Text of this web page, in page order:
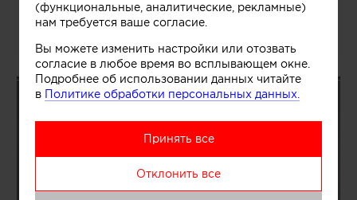
04.08.2026/1363465
(функциональные, аналитические, рекламные)
нам требуется ваше согласие.
Вы можете изменить настройки или отозвать
согласие в любое время во всплывающем окне.
Подробнее об использовании данных читайте
в Политике обработки персональных данных.
Принять все
Отклонить все